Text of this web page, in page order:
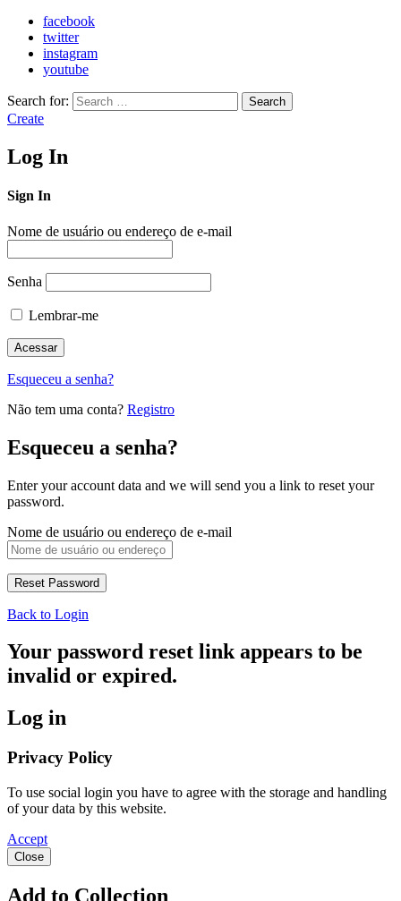
facebook
twitter
instagram
youtube
Search for: Search
Create
Log In
Sign In
Nome de usuário ou endereço de e-mail
Senha
Lembrar-me
Esqueceu a senha?
Não tem uma conta? Registro
Esqueceu a senha?
Enter your account data and we will send you a link to reset your
password.
Nome de usuário ou endereço de e-mail
Back to Login
Your password reset link appears to be
invalid or expired.
Log in
Privacy Policy
To use social login you have to agree with the storage and handling
of your data by this website.
Accept
Close
Add to Collection